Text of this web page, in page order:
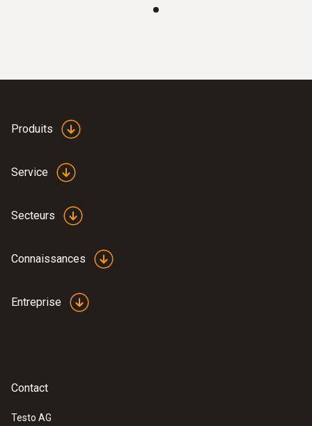
Produits
Service
Secteurs
Connaissances
Entreprise
Contact
Testo AG